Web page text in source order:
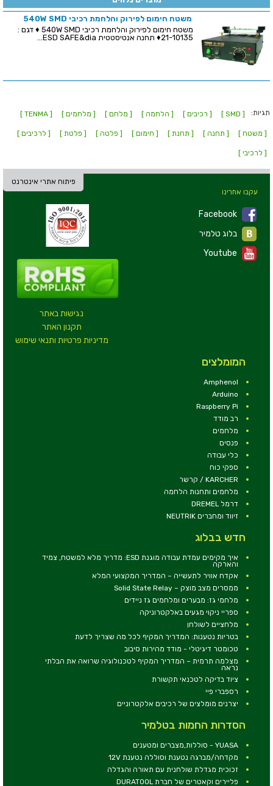
משטח חימום לפירוק והלחמת רכיבי 540W SMD
משטח חימום לפירוק והלחמת רכיבי 540W SMD ♦ דגם :
21-10135♦ תחנה אנטיסטטית ESD SAFE&dia...
תגיות: [ SMD ] [ רכיבים ] [ הלחמה ] [ מלחם ] [ מלחמים ] [ TENMA ]
[ משטח ] [ תחנה ] [ תחנת ] [ חימום ] [ פלטה ] [ פלטת ] [ לרכיבים ]
[ לרכיבי ]
פיתוח אתרי אינטרנט
נגישות באתר
תקנון האתר
מדיניות פרטיות ותנאי שימוש
עקבו אחרינו
Facebook
Youtube
המומלצים
Amphenol
Arduino
Raspberry Pi
רב מודד
מלחמים
פנסים
כלי עבודה
ספקי כוח
KARCHER / קרשר
מלחמים ותחנות הלחמה
דרמל DREMEL
זיווד ומחברים NEUTRIK
חדש בבלוג
איך מקימים עמדת עבודה מוגנת ESD: מדריך מלא למשטח, צמיד
והארקה
אקדח אוויר לתעשייה – המדריך המקצועי המלא
ממסרים מצב מוצק – Solid State Relay
מלחמי גז: מבערים ומלחמים גז ניידים
ספריי ניקוי מגעים באלקטרוניקה
מלחציים לשולחן
בטריות נטענות: המדריך המקיף לכל מה שצריך לדעת
טכומטר דיגיטלי - מודד מהירות סיבוב
מצלמה תרמית – המדריך המקיף לטכנולוגיה שרואה את הבלתי
נראה
ציוד בדיקה לטכנאי תקשורת
רספברי פיי
יצרנים מומלצים של רכיבים אלקטרוניים
הסדרות החמות בטלמיר
YUASA - סוללות,מצברים ומטענים
מקדחה/מברגה נטענת וסוללה נטענת 12V
זכוכית מגדלת שולחנית עם תאורה והגדלה
פליירים וקאטרים של חברת DURATOOL